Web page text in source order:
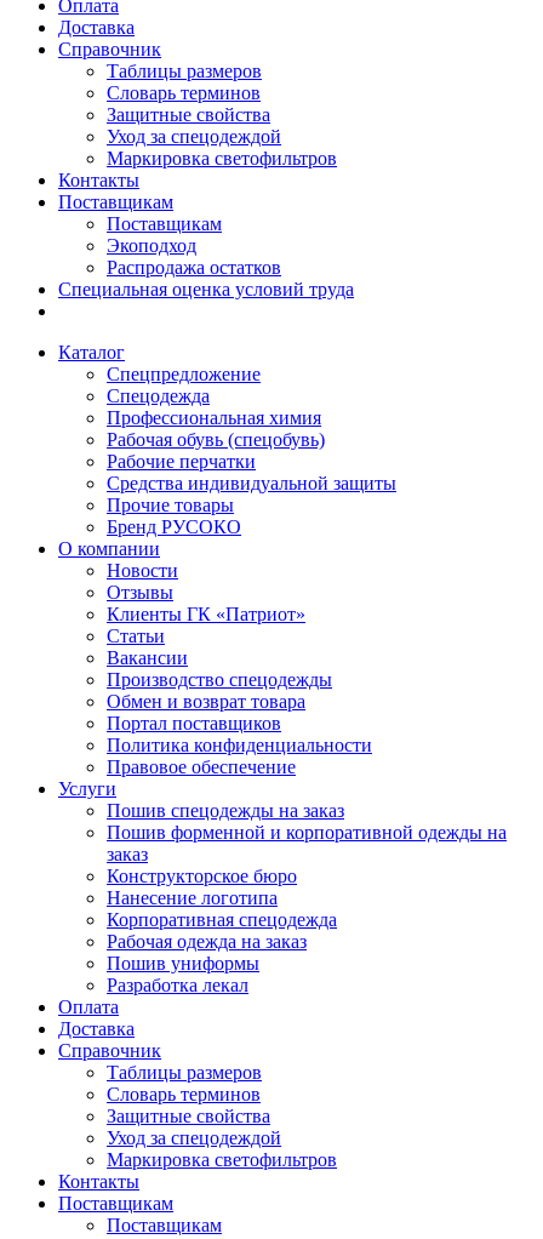
Оплата
Доставка
Справочник
Таблицы размеров
Словарь терминов
Защитные свойства
Уход за спецодеждой
Маркировка светофильтров
Контакты
Поставщикам
Поставщикам
Экоподход
Распродажа остатков
Специальная оценка условий труда
Каталог
Спецпредложение
Спецодежда
Профессиональная химия
Рабочая обувь (спецобувь)
Рабочие перчатки
Средства индивидуальной защиты
Прочие товары
Бренд РУСОКО
О компании
Новости
Отзывы
Клиенты ГК «Патриот»
Статьи
Вакансии
Производство спецодежды
Обмен и возврат товара
Портал поставщиков
Политика конфиденциальности
Правовое обеспечение
Услуги
Пошив спецодежды на заказ
Пошив форменной и корпоративной одежды на
заказ
Конструкторское бюро
Нанесение логотипа
Корпоративная спецодежда
Рабочая одежда на заказ
Пошив униформы
Разработка лекал
Оплата
Доставка
Справочник
Таблицы размеров
Словарь терминов
Защитные свойства
Уход за спецодеждой
Маркировка светофильтров
Контакты
Поставщикам
Поставщикам